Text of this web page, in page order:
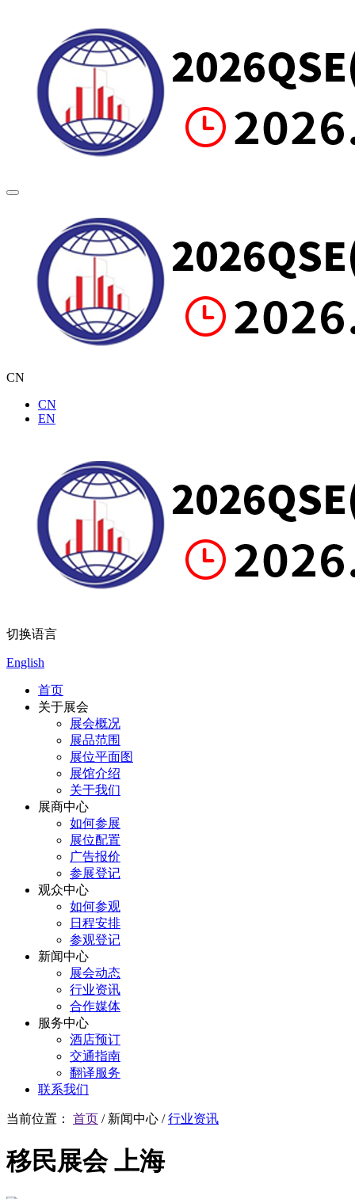
CN
CN
EN
切换语言
English
首页
关于展会
展会概况
展品范围
展位平面图
展馆介绍
关于我们
展商中心
如何参展
展位配置
广告报价
参展登记
观众中心
如何参观
日程安排
参观登记
新闻中心
展会动态
行业资讯
合作媒体
服务中心
酒店预订
交通指南
翻译服务
联系我们
当前位置： 首页 / 新闻中心 /行业资讯
移民展会 上海